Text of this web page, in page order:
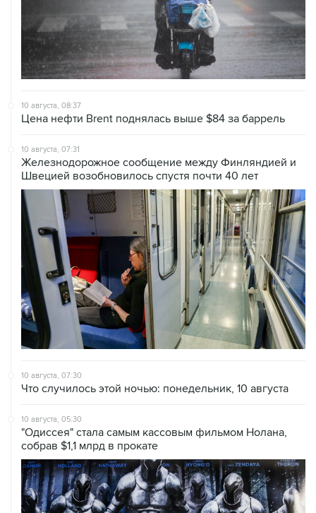
10 августа, 08:37
Цена нефти Brent поднялась выше $84 за баррель
10 августа, 07:31
Железнодорожное сообщение между Финляндией и
Швецией возобновилось спустя почти 40 лет
10 августа, 07:30
Что случилось этой ночью: понедельник, 10 августа
10 августа, 05:30
"Одиссея" стала самым кассовым фильмом Нолана,
собрав $1,1 млрд в прокате